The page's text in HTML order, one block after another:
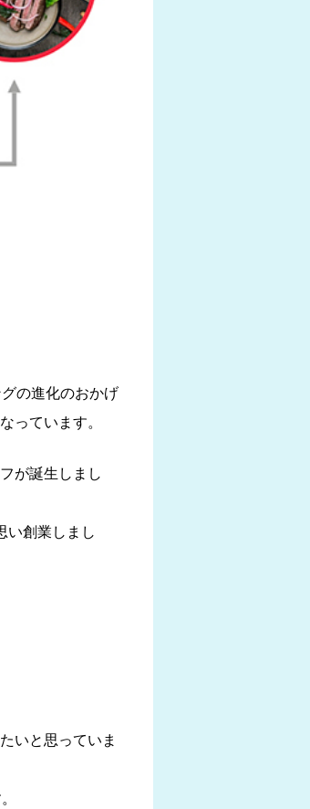
の進化のおかげ
っています。
が誕生しまし
い創業しまし
いと思っていま